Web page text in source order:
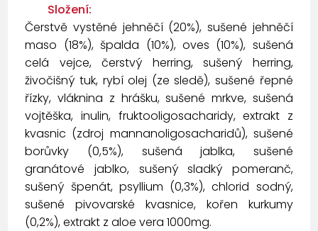
Složení:
Čerstvě vystěné jehněčí (20%), sušené jehněčí
maso (18%), špalda (10%), oves (10%), sušená
celá vejce, čerstvý herring, sušený herring,
živočišný tuk, rybí olej (ze sledě), sušené řepné
řízky, vláknina z hrášku, sušené mrkve, sušená
vojtěška, inulin, fruktooligosacharidy, extrakt z
kvasnic (zdroj mannanoligosacharidů), sušené
borůvky (0,5%), sušená jablka, sušené
granátové jablko, sušený sladký pomeranč,
sušený špenát, psyllium (0,3%), chlorid sodný,
sušené pivovarské kvasnice, kořen kurkumy
(0,2%), extrakt z aloe vera 1000mg.